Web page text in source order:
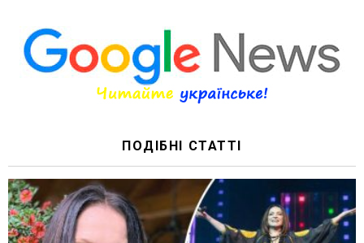
ПОДІБНІ СТАТТІ